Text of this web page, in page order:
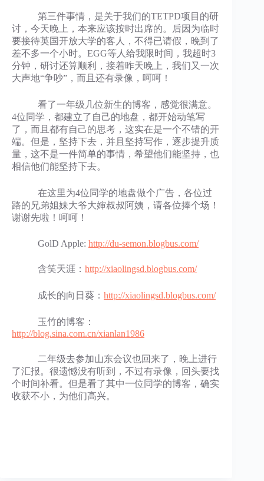
第三件事情，是关于我们的TETPD项目的研
讨，今天晚上，本来应该按时出席的。后因为临时
要接待英国开放大学的客人，不得已请假，晚到了
差不多一个小时。EGG等人给我限时间，我超时3
分钟，研讨还算顺利，接着昨天晚上，我们又一次
大声地“争吵”，而且还有录像，呵呵！
看了一年级几位新生的博客，感觉很满意。
4位同学，都建立了自己的地盘，都开始动笔写
了，而且都有自己的思考，这实在是一个不错的开
端。但是，坚持下去，并且坚持写作，逐步提升质
量，这不是一件简单的事情，希望他们能坚持，也
相信他们能坚持下去。
在这里为4位同学的地盘做个广告，各位过
路的兄弟姐妹大爷大婶叔叔阿姨，请各位捧个场！
谢谢先啦！呵呵！
GolD Apple: http://du-semon.blogbus.com/
含笑天涯： http://xiaolingsd.blogbus.com/
成长的向日葵： http://xiaolingsd.blogbus.com/
玉竹的博客：
http://blog.sina.com.cn/xianlan1986
二年级去参加山东会议也回来了，晚上进行
了汇报。很遗憾没有听到，不过有录像，回头要找
个时间补看。但是看了其中一位同学的博客，确实
收获不小，为他们高兴。